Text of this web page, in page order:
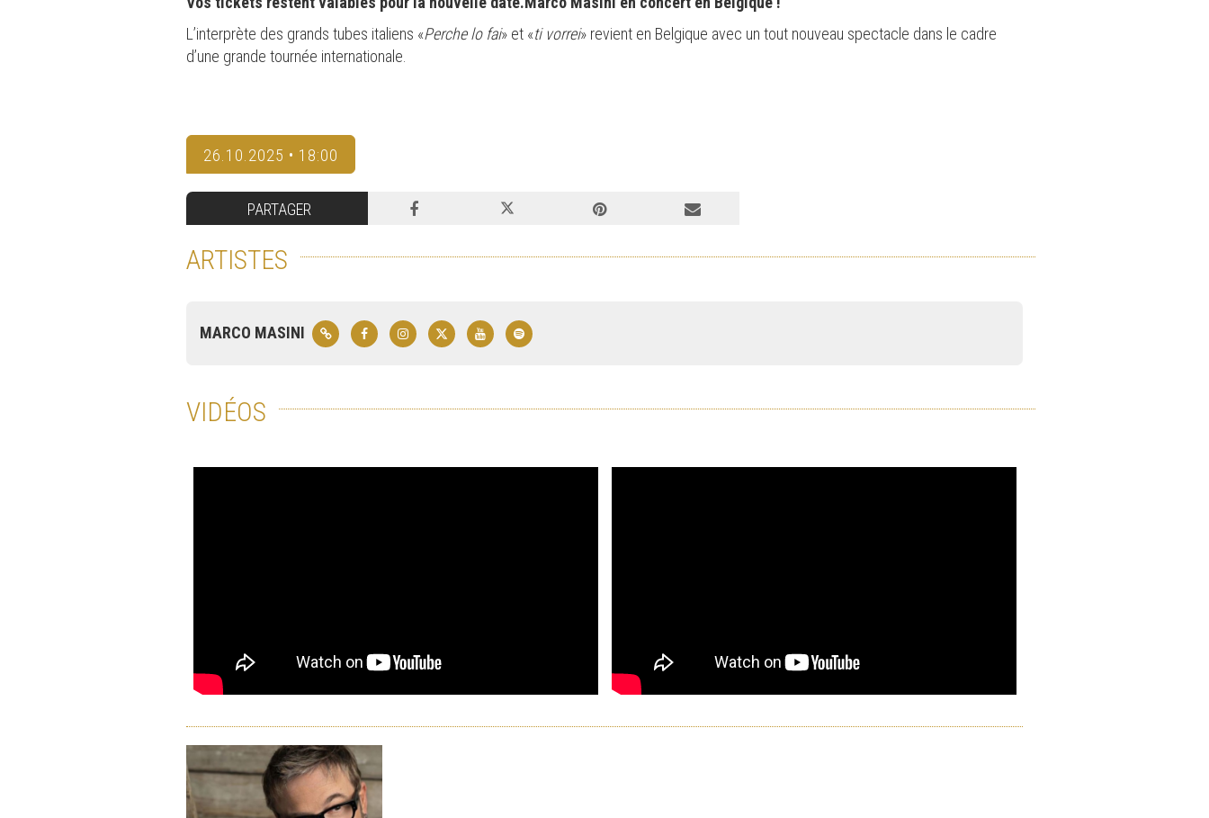
L’interprète des grands tubes italiens «Perche lo fai» et «ti vorrei» revient en Belgique avec un tout nouveau spectacle dans le cadre
d’une grande tournée internationale.
26.10.2025 • 18:00
PARTAGER
ARTISTES
MARCO MASINI
VIDÉOS